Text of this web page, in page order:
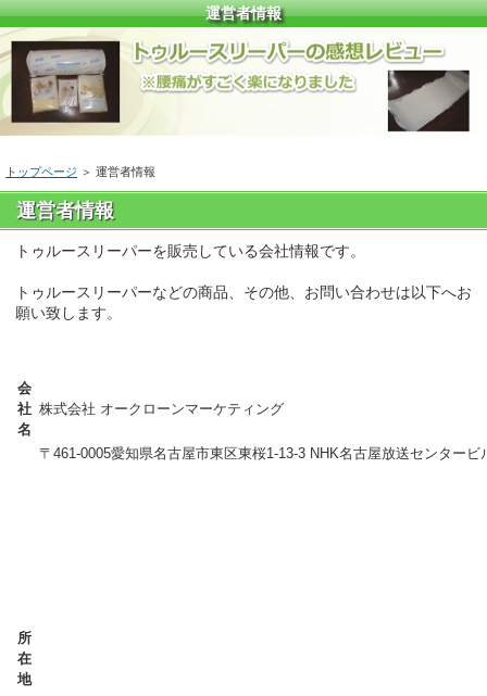
運営者情報
トップページ ＞ 運営者情報
運営者情報
トゥルースリーパーを販売している会社情報です。
トゥルースリーパーなどの商品、その他、お問い合わせは以下へお
願い致します。
会
社
名
株式会社 オークローンマーケティング
所
在
地
〒461-0005愛知県名古屋市東区東桜1-13-3 NHK名古屋放送センタービ